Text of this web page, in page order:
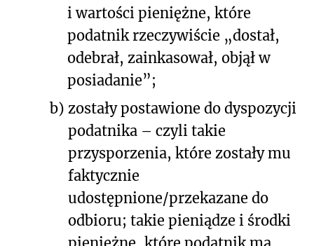
i wartości pieniężne, które
podatnik rzeczywiście „dostał,
odebrał, zainkasował, objął w
posiadanie”;
b) zostały postawione do dyspozycji
podatnika – czyli takie
przysporzenia, które zostały mu
faktycznie
udostępnione/przekazane do
odbioru; takie pieniądze i środki